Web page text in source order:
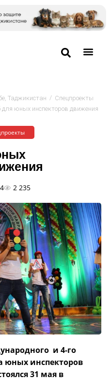
Таджикистан / Спецпроекты
юных инспекторов движения
2 235
и 4-го
юных инспекторов
31 мая в